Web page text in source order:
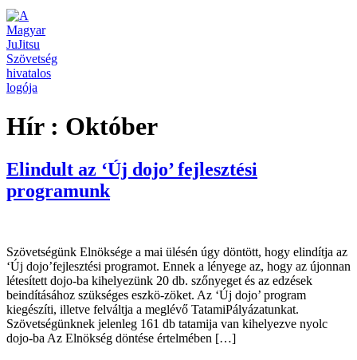
Hír : Október
Elindult az ‘Új dojo’ fejlesztési
programunk
Szövetségünk Elnöksége a mai ülésén úgy döntött, hogy elindítja az
‘Új dojo’fejlesztési programot. Ennek a lényege az, hogy az újonnan
létesített dojo-ba kihelyezünk 20 db. szőnyeget és az edzések
beindításához szükséges eszkö-zöket. Az ‘Új dojo’ program
kiegészíti, illetve felváltja a meglévő TatamiPályázatunkat.
Szövetségünknek jelenleg 161 db tatamija van kihelyezve nyolc
dojo-ba Az Elnökség döntése értelmében […]